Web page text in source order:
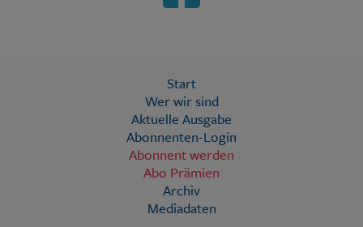
Start
Wer wir sind
Aktuelle Ausgabe
Abonnenten-Login
Abonnent werden
Abo Prämien
Archiv
Mediadaten